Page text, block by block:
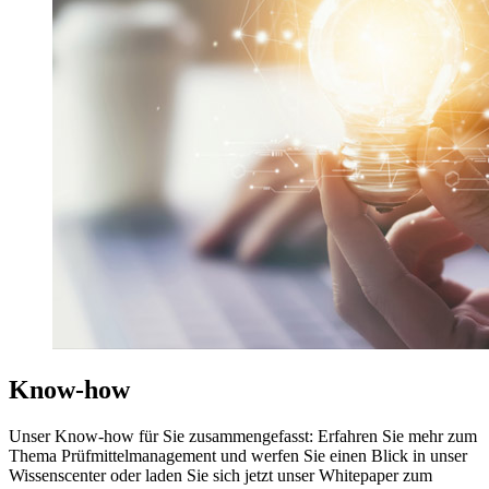
Know-how
Unser Know-how für Sie zusammengefasst: Erfahren Sie mehr zum
Thema Prüfmittelmanagement und werfen Sie einen Blick in unser
Wissenscenter oder laden Sie sich jetzt unser Whitepaper zum